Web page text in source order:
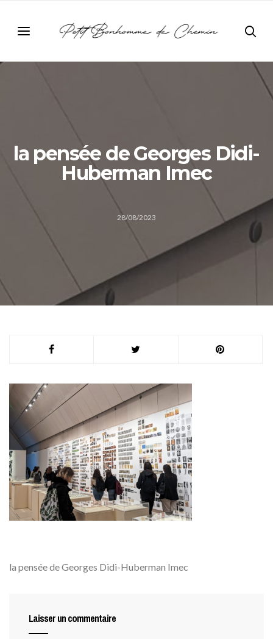
la pensée de Georges Didi-
Huberman Imec
28/08/2023
la pensée de Georges Didi-Huberman Imec
Laisser un commentaire